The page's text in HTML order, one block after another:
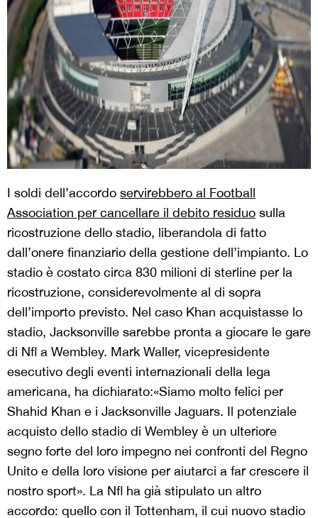
I soldi dell’accordo servirebbero al Football
Association per cancellare il debito residuo sulla
ricostruzione dello stadio, liberandola di fatto
dall’onere finanziario della gestione dell’impianto. Lo
stadio è costato circa 830 milioni di sterline per la
ricostruzione, considerevolmente al di sopra
dell’importo previsto. Nel caso Khan acquistasse lo
stadio, Jacksonville sarebbe pronta a giocare le gare
di Nfl a Wembley. Mark Waller, vicepresidente
esecutivo degli eventi internazionali della lega
americana, ha dichiarato:«Siamo molto felici per
Shahid Khan e i Jacksonville Jaguars. Il potenziale
acquisto dello stadio di Wembley è un ulteriore
segno forte del loro impegno nei confronti del Regno
Unito e della loro visione per aiutarci a far crescere il
nostro sport». La Nfl ha già stipulato un altro
accordo: quello con il Tottenham, il cui nuovo stadio